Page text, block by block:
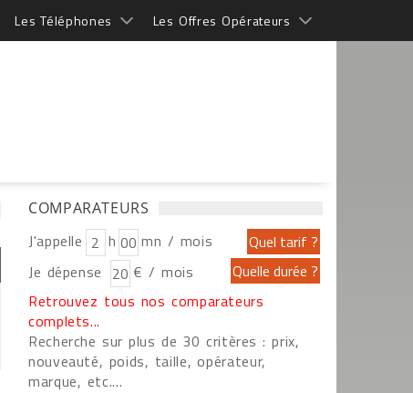
Les Téléphones Les Offres Opérateurs
Samsung entre dans la guerre des
Gemini
En marge de la présentation de ses
premières lunettes intelligentes
COMPARATEURS
J'appelle h
mn / mois
Je dépense
€ / mois
Retrouvez tous nos comparateurs
complets...
Recherche sur plus de 30 critères : prix,
nouveauté, poids, taille, opérateur,
marque, etc....